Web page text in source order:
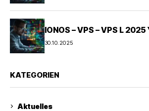
IONOS – VPS – VPS L
30.10.2025
KATEGORIEN
Aktuelles